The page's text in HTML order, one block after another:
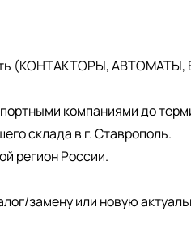
(КОНТАКТОРЫ, АВТОМАТЫ,
компаниями до
склада в г. Ставрополь.
регион России.
замену или новую